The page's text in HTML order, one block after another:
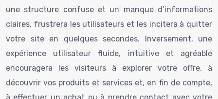
une structure confuse et un manque d’informations
claires, frustrera les utilisateurs et les incitera à quitter
votre site en quelques secondes. Inversement, une
expérience utilisateur fluide, intuitive et agréable
encouragera les visiteurs à explorer votre offre, à
découvrir vos produits et services et, en fin de compte,